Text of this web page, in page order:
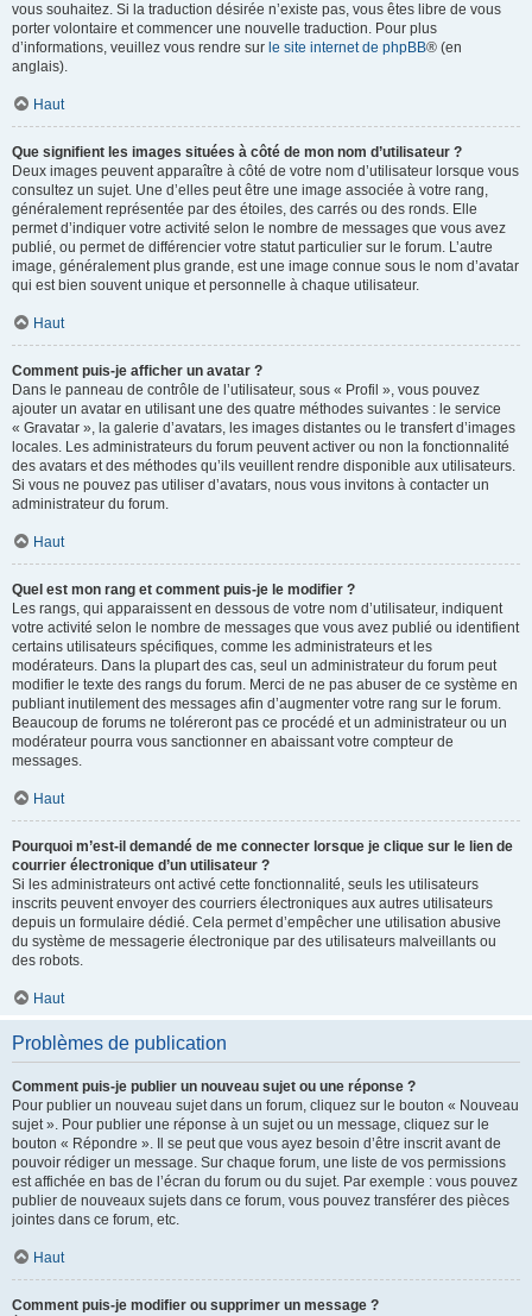
vous souhaitez. Si la traduction désirée n’existe pas, vous êtes libre de vous
porter volontaire et commencer une nouvelle traduction. Pour plus
d’informations, veuillez vous rendre sur le site internet de phpBB® (en
anglais).
Haut
Que signifient les images situées à côté de mon nom d’utilisateur ?
Deux images peuvent apparaître à côté de votre nom d’utilisateur lorsque vous
consultez un sujet. Une d’elles peut être une image associée à votre rang,
généralement représentée par des étoiles, des carrés ou des ronds. Elle
permet d’indiquer votre activité selon le nombre de messages que vous avez
publié, ou permet de différencier votre statut particulier sur le forum. L’autre
image, généralement plus grande, est une image connue sous le nom d’avatar
qui est bien souvent unique et personnelle à chaque utilisateur.
Haut
Comment puis-je afficher un avatar ?
Dans le panneau de contrôle de l’utilisateur, sous « Profil », vous pouvez
ajouter un avatar en utilisant une des quatre méthodes suivantes : le service
« Gravatar », la galerie d’avatars, les images distantes ou le transfert d’images
locales. Les administrateurs du forum peuvent activer ou non la fonctionnalité
des avatars et des méthodes qu’ils veuillent rendre disponible aux utilisateurs.
Si vous ne pouvez pas utiliser d’avatars, nous vous invitons à contacter un
administrateur du forum.
Haut
Quel est mon rang et comment puis-je le modifier ?
Les rangs, qui apparaissent en dessous de votre nom d’utilisateur, indiquent
votre activité selon le nombre de messages que vous avez publié ou identifient
certains utilisateurs spécifiques, comme les administrateurs et les
modérateurs. Dans la plupart des cas, seul un administrateur du forum peut
modifier le texte des rangs du forum. Merci de ne pas abuser de ce système en
publiant inutilement des messages afin d’augmenter votre rang sur le forum.
Beaucoup de forums ne toléreront pas ce procédé et un administrateur ou un
modérateur pourra vous sanctionner en abaissant votre compteur de
messages.
Haut
Pourquoi m’est-il demandé de me connecter lorsque je clique sur le lien de
courrier électronique d’un utilisateur ?
Si les administrateurs ont activé cette fonctionnalité, seuls les utilisateurs
inscrits peuvent envoyer des courriers électroniques aux autres utilisateurs
depuis un formulaire dédié. Cela permet d’empêcher une utilisation abusive
du système de messagerie électronique par des utilisateurs malveillants ou
des robots.
Haut
Problèmes de publication
Comment puis-je publier un nouveau sujet ou une réponse ?
Pour publier un nouveau sujet dans un forum, cliquez sur le bouton « Nouveau
sujet ». Pour publier une réponse à un sujet ou un message, cliquez sur le
bouton « Répondre ». Il se peut que vous ayez besoin d’être inscrit avant de
pouvoir rédiger un message. Sur chaque forum, une liste de vos permissions
est affichée en bas de l’écran du forum ou du sujet. Par exemple : vous pouvez
publier de nouveaux sujets dans ce forum, vous pouvez transférer des pièces
jointes dans ce forum, etc.
Haut
Comment puis-je modifier ou supprimer un message ?